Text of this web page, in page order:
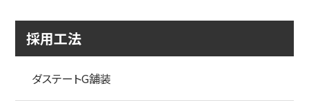
採用工法
ダステートG舗装